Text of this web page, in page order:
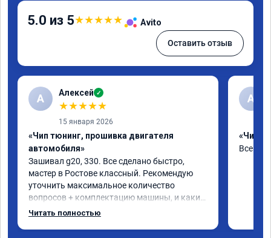
5.0 из 5★★★★★ Avito
Оставить отзыв
А Алексей ✓
★★★★★
15 января 2026
«Чип тюнинг, прошивка двигателя
автомобиля»
Зашивал g20, 330. Все сделано быстро,
мастер в Ростове классный. Рекомендую
уточнить максимальное количество
вопросов + комплектацию машины, и какие
допы ставить(карты, ограничитель
Читать полностью
А
«Чип
Все